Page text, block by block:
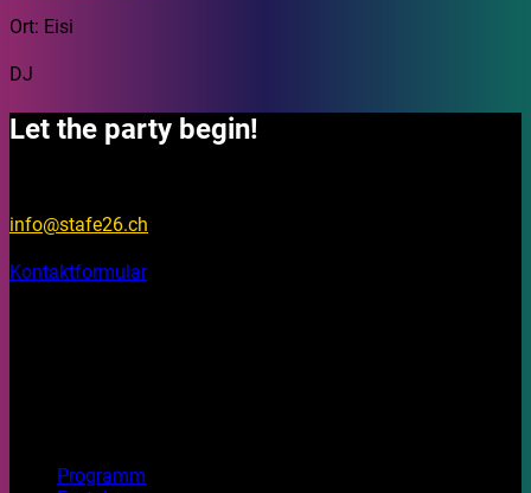
Ort: Eisi
DJ
Let the party begin!
info@stafe26.ch
Kontaktformular
Programm